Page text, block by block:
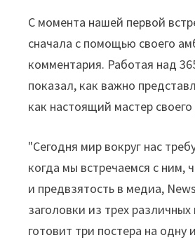
С момента нашей первой
сначала с помощью своего
комментария. Работая над
показал, как важно
как настоящий мастер
"Сегодня мир вокруг нас
когда мы встречаемся с ним,
и предвзятость в медиа,
заголовки из трех
готовит три постера на одну